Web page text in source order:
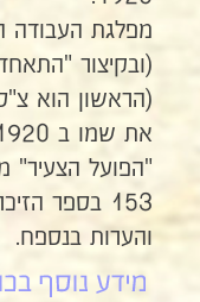
מפלגת העבודה
(ובקיצור
(הראשון הוא
"הפועל הצעיר"
153 בספר
והערות בנספח.